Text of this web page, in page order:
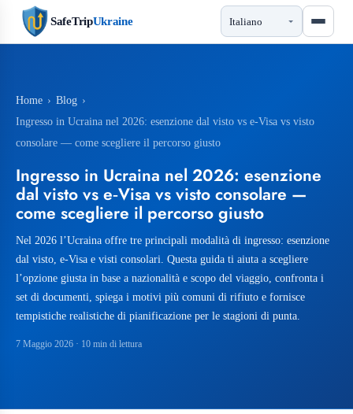
SafeTripUkraine
Home › Blog ›
Ingresso in Ucraina nel 2026: esenzione dal visto vs e‑Visa vs visto
consolare — come scegliere il percorso giusto
Ingresso in Ucraina nel 2026: esenzione
dal visto vs e‑Visa vs visto consolare —
come scegliere il percorso giusto
Nel 2026 l’Ucraina offre tre principali modalità di ingresso: esenzione
dal visto, e‑Visa e visti consolari. Questa guida ti aiuta a scegliere
l’opzione giusta in base a nazionalità e scopo del viaggio, confronta i
set di documenti, spiega i motivi più comuni di rifiuto e fornisce
tempistiche realistiche di pianificazione per le stagioni di punta.
7 Maggio 2026 · 10 min di lettura